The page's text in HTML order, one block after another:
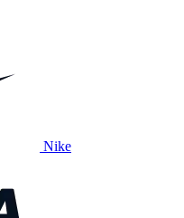
Nike